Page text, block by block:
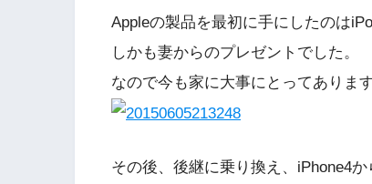
Appleの製品を最初に手にしたのは
しかも妻からのプレゼントでした。
なので今も家に大事にとってあります
その後、後継に乗り換え、iPhone4